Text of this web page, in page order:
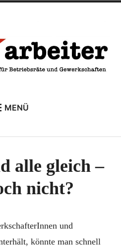
MENÜ
alle gleich –
nicht?
und
könnte man schnell